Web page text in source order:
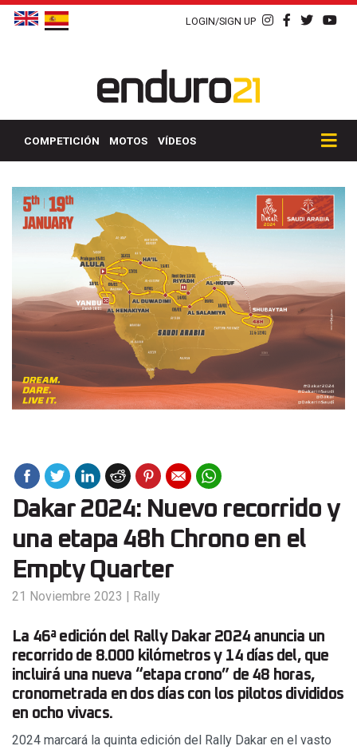
LOGIN/SIGN UP
COMPETICIÓN MOTOS VÍDEOS
Dakar 2024: Nuevo recorrido y
una etapa 48h Chrono en el
Empty Quarter
21 Noviembre 2023 | Rally
La 46ª edición del Rally Dakar 2024 anuncia un
recorrido de 8.000 kilómetros y 14 días del, que
incluirá una nueva “etapa crono” de 48 horas,
cronometrada en dos días con los pilotos divididos
en ocho vivacs.
2024 marcará la quinta edición del Rally Dakar en el vasto